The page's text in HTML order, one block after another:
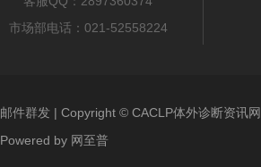
市场部电话：021-52558224
邮件群发 | Copyright © CACLP体外诊断资讯网
Powered by 网至普